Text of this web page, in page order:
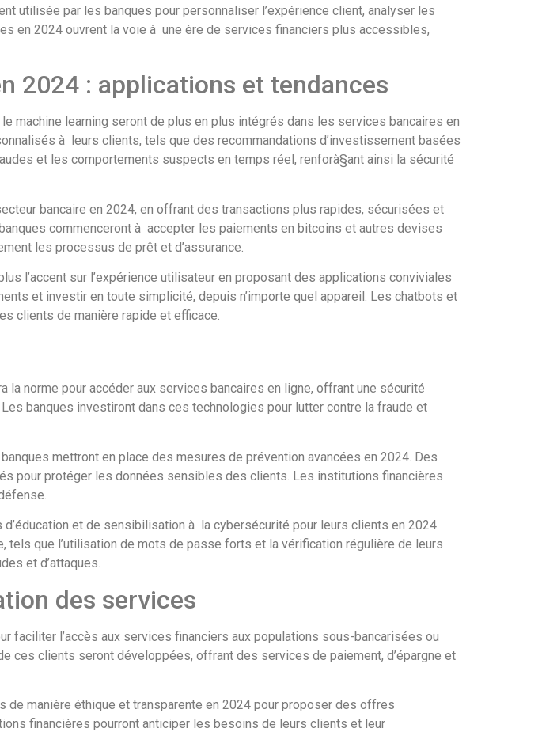
utilisée par les banques pour personnaliser l’expérience client, analyser les
en 2024 ouvrent la voie à une ère de services financiers plus accessibles,
2024 : applications et tendances
machine learning seront de plus en plus intégrés dans les services bancaires en
à leurs clients, tels que des recommandations d’investissement basées
et les comportements suspects en temps réel, renforà§ant ainsi la sécurité
bancaire en 2024, en offrant des transactions plus rapides, sécurisées et
commenceront à accepter les paiements en bitcoins et autres devises
les processus de prêt et d’assurance.
l’accent sur l’expérience utilisateur en proposant des applications conviviales
et investir en toute simplicité, depuis n’importe quel appareil. Les chatbots et
clients de manière rapide et efficace.
la norme pour accéder aux services bancaires en ligne, offrant une sécurité
banques investiront dans ces technologies pour lutter contre la fraude et
mettront en place des mesures de prévention avancées en 2024. Des
pour protéger les données sensibles des clients. Les institutions financières
et de sensibilisation à la cybersécurité pour leurs clients en 2024.
que l’utilisation de mots de passe forts et la vérification régulière de leurs
et d’attaques.
des services
faciliter l’accès aux services financiers aux populations sous-bancarisées ou
clients seront développées, offrant des services de paiement, d’épargne et
manière éthique et transparente en 2024 pour proposer des offres
financières pourront anticiper les besoins de leurs clients et leur